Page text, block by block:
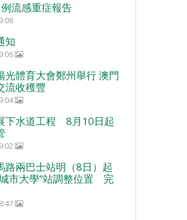
流感重症報告
知
光體育大會鄭州舉行 澳門
流收穫豐
下水道工程 8月10日起
路兩巴士站明（8日）起
市大學”站調整位置 完